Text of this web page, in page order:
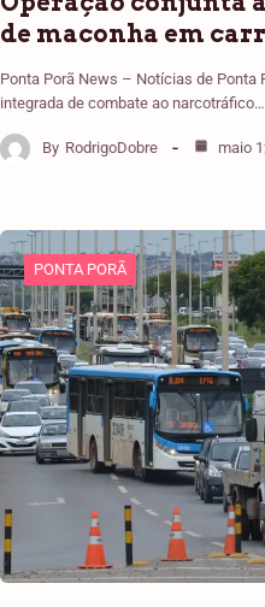
de maconha em
Ponta Porã News – Notícias de Ponta
integrada de combate ao narcotráfico…
By RodrigoDobre maio
PONTA PORÃ